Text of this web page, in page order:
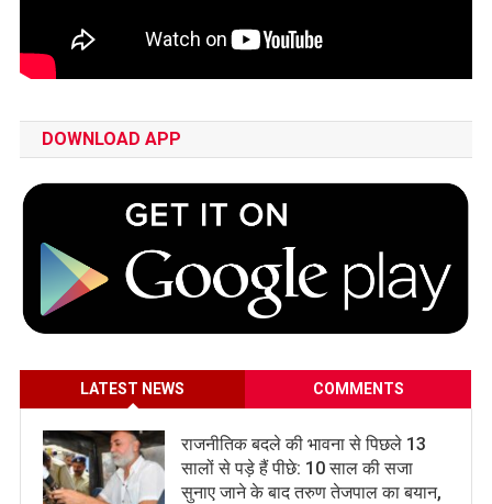
DOWNLOAD APP
LATEST NEWS COMMENTS
राजनीतिक बदले की भावना से पिछले 13
सालों से पड़े हैं पीछे: 10 साल की सजा
सुनाए जाने के बाद तरुण तेजपाल का बयान,